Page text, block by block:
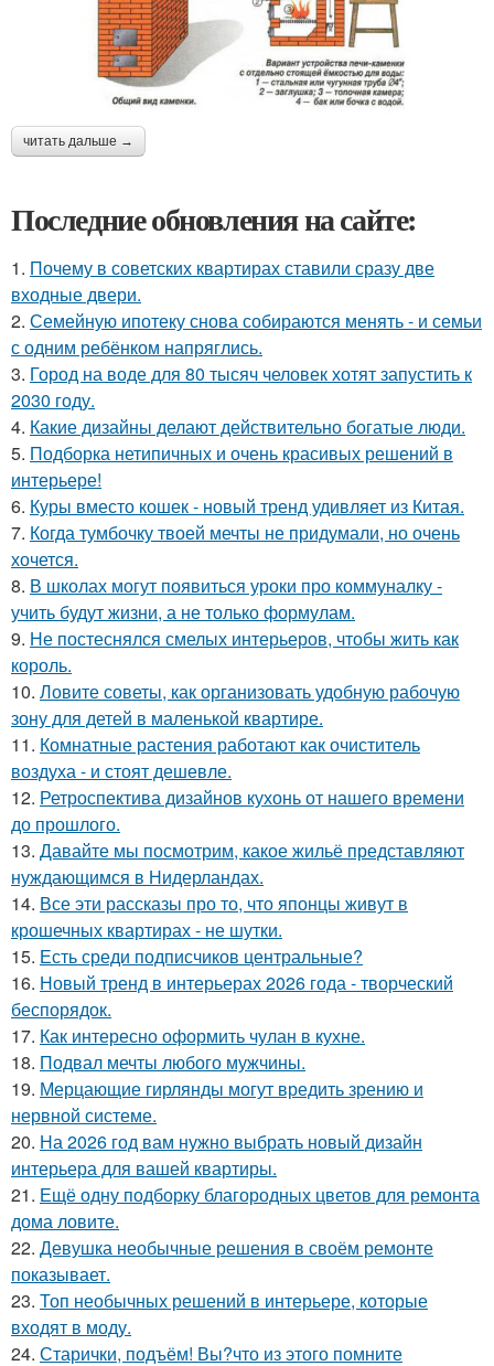
читать дальше →
Последние обновления на сайте:
1. Почему в советских квартирах ставили сразу две
входные двери.
2. Семейную ипотеку снова собираются менять - и семьи
с одним ребёнком напряглись.
3. Город на воде для 80 тысяч человек хотят запустить к
2030 году.
4. Какие дизайны делают действительно богатые люди.
5. Подборка нетипичных и очень красивых решений в
интерьере!
6. Куры вместо кошек - новый тренд удивляет из Китая.
7. Когда тумбочку твоей мечты не придумали, но очень
хочется.
8. В школах могут появиться уроки про коммуналку -
учить будут жизни, а не только формулам.
9. Не постеснялся смелых интерьеров, чтобы жить как
король.
10. Ловите советы, как организовать удобную рабочую
зону для детей в маленькой квартире.
11. Комнатные растения работают как очиститель
воздуха - и стоят дешевле.
12. Ретроспектива дизайнов кухонь от нашего времени
до прошлого.
13. Давайте мы посмотрим, какое жильё представляют
нуждающимся в Нидерландах.
14. Все эти рассказы про то, что японцы живут в
крошечных квартирах - не шутки.
15. Есть среди подписчиков центральные?
16. Новый тренд в интерьерах 2026 года - творческий
беспорядок.
17. Как интересно оформить чулан в кухне.
18. Подвал мечты любого мужчины.
19. Мерцающие гирлянды могут вредить зрению и
нервной системе.
20. На 2026 год вам нужно выбрать новый дизайн
интерьера для вашей квартиры.
21. Ещё одну подборку благородных цветов для ремонта
дома ловите.
22. Девушка необычные решения в своём ремонте
показывает.
23. Топ необычных решений в интерьере, которые
входят в моду.
24. Старички, подъём! Вы?что из этого помните